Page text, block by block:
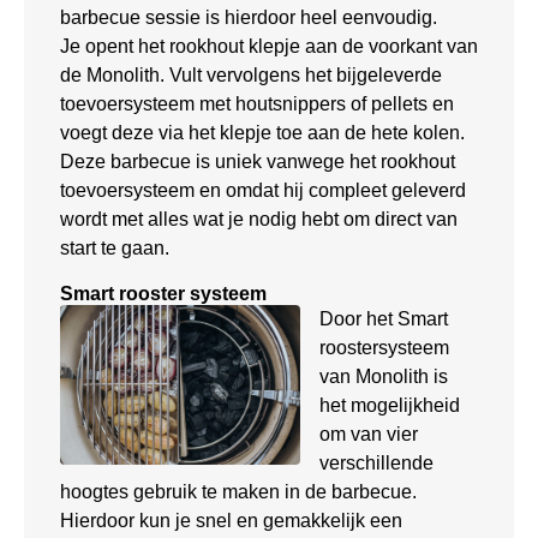
barbecue sessie is hierdoor heel eenvoudig.
Je opent het rookhout klepje aan de voorkant van
de Monolith. Vult vervolgens het bijgeleverde
toevoersysteem met houtsnippers of pellets en
voegt deze via het klepje toe aan de hete kolen.
Deze barbecue is uniek vanwege het rookhout
toevoersysteem en omdat hij compleet geleverd
wordt met alles wat je nodig hebt om direct van
start te gaan.
Smart rooster systeem
Door het Smart
roostersysteem
van Monolith is
het mogelijkheid
om van vier
verschillende
hoogtes gebruik te maken in de barbecue.
Hierdoor kun je snel en gemakkelijk een